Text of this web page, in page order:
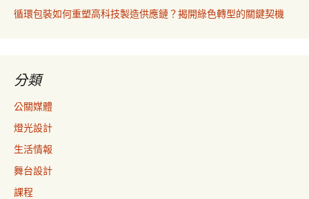
循環包裝如何重塑高科技製造供應鏈？揭開綠色轉型的關鍵契機
分類
公關媒體
燈光設計
生活情報
舞台設計
課程